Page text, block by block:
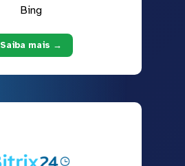
Bing
Saiba mais →